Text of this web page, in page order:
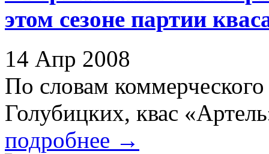
этом сезоне партии
14 Апр 2008
По словам
Голубицких, квас
подробнее →